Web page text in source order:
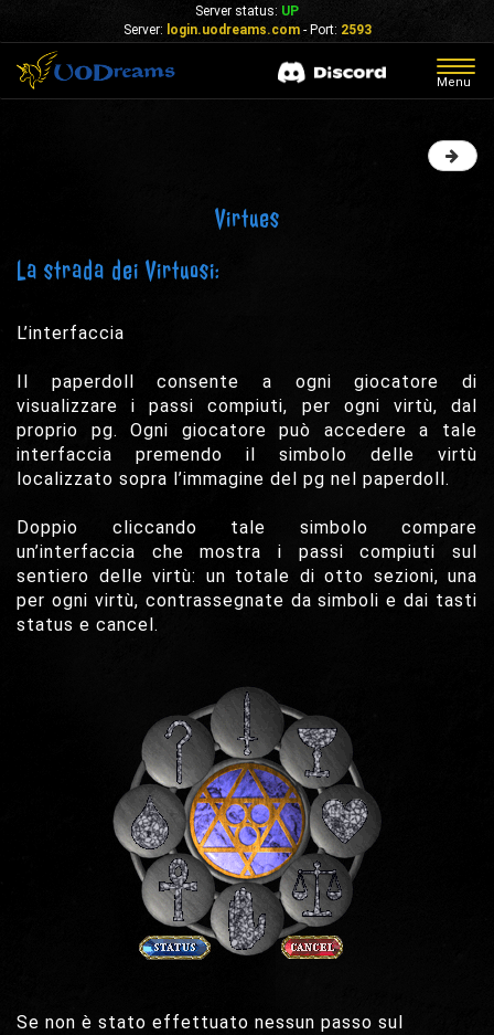
Server status: UP
Server: login.uodreams.com- Port: 2593
Menu
Virtues
La strada dei Virtuosi:
L’interfaccia
Il paperdoll consente a ogni giocatore di
visualizzare i passi compiuti, per ogni virtù, dal
proprio pg. Ogni giocatore può accedere a tale
interfaccia premendo il simbolo delle virtù
localizzato sopra l’immagine del pg nel paperdoll.
Doppio cliccando tale simbolo compare
un’interfaccia che mostra i passi compiuti sul
sentiero delle virtù: un totale di otto sezioni, una
per ogni virtù, contrassegnate da simboli e dai tasti
status e cancel.
Se non è stato effettuato nessun passo sul